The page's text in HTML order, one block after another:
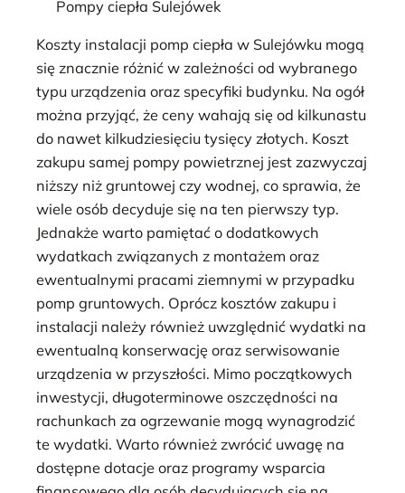
Pompy ciepła Sulejówek
Koszty instalacji pomp ciepła w Sulejówku mogą
się znacznie różnić w zależności od wybranego
typu urządzenia oraz specyfiki budynku. Na ogół
można przyjąć, że ceny wahają się od kilkunastu
do nawet kilkudziesięciu tysięcy złotych. Koszt
zakupu samej pompy powietrznej jest zazwyczaj
niższy niż gruntowej czy wodnej, co sprawia, że
wiele osób decyduje się na ten pierwszy typ.
Jednakże warto pamiętać o dodatkowych
wydatkach związanych z montażem oraz
ewentualnymi pracami ziemnymi w przypadku
pomp gruntowych. Oprócz kosztów zakupu i
instalacji należy również uwzględnić wydatki na
ewentualną konserwację oraz serwisowanie
urządzenia w przyszłości. Mimo początkowych
inwestycji, długoterminowe oszczędności na
rachunkach za ogrzewanie mogą wynagrodzić
te wydatki. Warto również zwrócić uwagę na
dostępne dotacje oraz programy wsparcia